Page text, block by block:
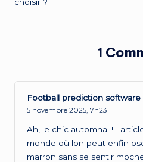
1
Football prediction software
5 novembre 2025, 7h23
Ah, le chic automnal !
monde où lon peut enfin
marron sans se sentir